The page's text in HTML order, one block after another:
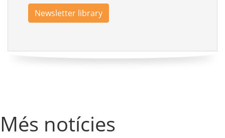
Newsletter library
Més notícies